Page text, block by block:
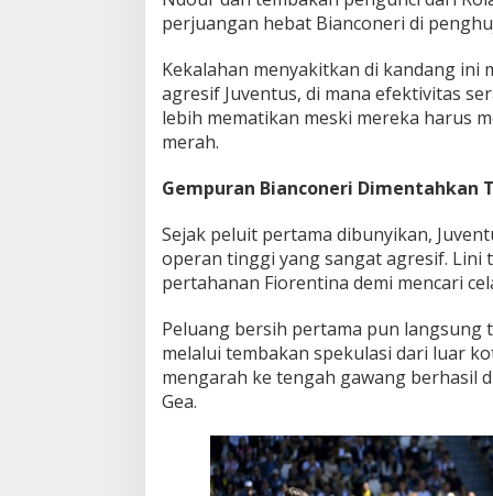
a
P
u
b
l
e
d
i
r
i
perjuangan hebat Bianconeri di
Kekalahan menyakitkan di kandang
agresif Juventus, di mana efektivitas
lebih mematikan meski mereka harus
merah.
Gempuran Bianconeri Dimentahkan
Sejak peluit pertama dibunyikan,
operan tinggi yang sangat agresif. Lini
pertahanan Fiorentina demi mencari
Peluang bersih pertama pun langsung
melalui tembakan spekulasi dari luar
mengarah ke tengah gawang berhasil
Gea.